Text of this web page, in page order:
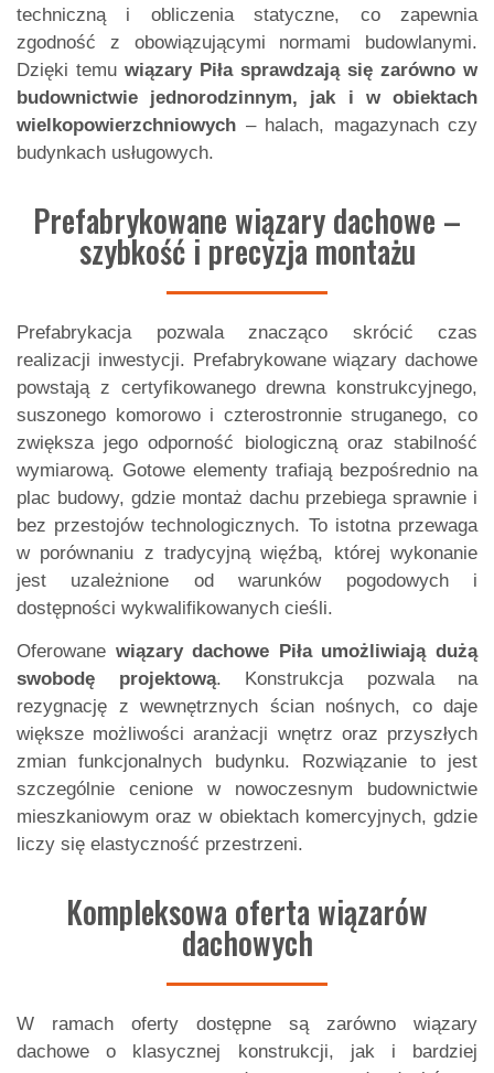
techniczną i obliczenia statyczne, co zapewnia
zgodność z obowiązującymi normami budowlanymi.
Dzięki temu wiązary Piła sprawdzają się zarówno w
budownictwie jednorodzinnym, jak i w obiektach
wielkopowierzchniowych – halach, magazynach czy
budynkach usługowych.
Prefabrykowane wiązary dachowe –
szybkość i precyzja montażu
Prefabrykacja pozwala znacząco skrócić czas
realizacji inwestycji. Prefabrykowane wiązary dachowe
powstają z certyfikowanego drewna konstrukcyjnego,
suszonego komorowo i czterostronnie struganego, co
zwiększa jego odporność biologiczną oraz stabilność
wymiarową. Gotowe elementy trafiają bezpośrednio na
plac budowy, gdzie montaż dachu przebiega sprawnie i
bez przestojów technologicznych. To istotna przewaga
w porównaniu z tradycyjną więźbą, której wykonanie
jest uzależnione od warunków pogodowych i
dostępności wykwalifikowanych cieśli.
Oferowane wiązary dachowe Piła umożliwiają dużą
swobodę projektową. Konstrukcja pozwala na
rezygnację z wewnętrznych ścian nośnych, co daje
większe możliwości aranżacji wnętrz oraz przyszłych
zmian funkcjonalnych budynku. Rozwiązanie to jest
szczególnie cenione w nowoczesnym budownictwie
mieszkaniowym oraz w obiektach komercyjnych, gdzie
liczy się elastyczność przestrzeni.
Kompleksowa oferta wiązarów
dachowych
W ramach oferty dostępne są zarówno wiązary
dachowe o klasycznej konstrukcji, jak i bardziej